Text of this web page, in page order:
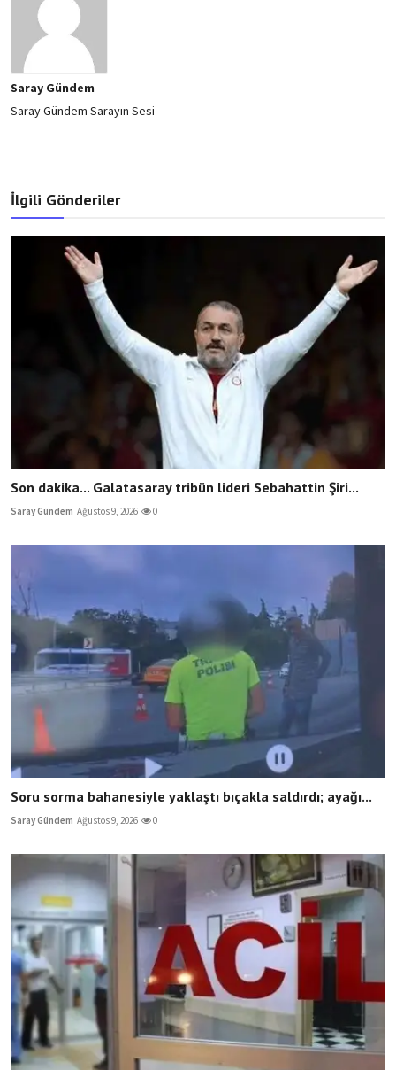
Saray Gündem
Saray Gündem Sarayın Sesi
İlgili Gönderiler
Son dakika... Galatasaray tribün lideri Sebahattin Şiri...
Saray Gündem Ağustos 9, 2026 0
Soru sorma bahanesiyle yaklaştı bıçakla saldırdı; ayağı...
Saray Gündem Ağustos 9, 2026 0